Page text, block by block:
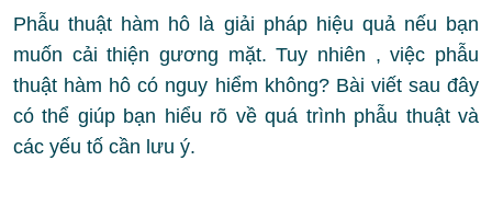
Phẫu thuật hàm hô là giải pháp hiệu quả nếu bạn
muốn cải thiện gương mặt. Tuy nhiên , việc phẫu
thuật hàm hô có nguy hiểm không? Bài viết sau đây
có thể giúp bạn hiểu rõ về quá trình phẫu thuật và
các yếu tố cần lưu ý.